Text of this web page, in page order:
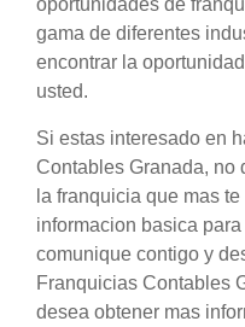
oportunidades de
gama de diferentes
encontrar la
usted.
Si estas interesado en
Contables Granada, no
la franquicia que mas
informacion basica
comunique contigo y
Franquicias Contables
desea obtener mas